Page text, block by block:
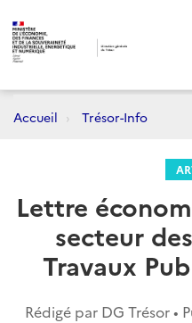
Accueil Trésor-Info
Lettre
secteur
Travaux
Rédigé par DG Trésor •